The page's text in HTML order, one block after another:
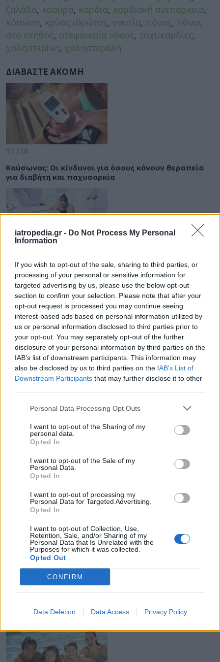
iatropedia.gr - Do Not Process My Personal
Information
If you wish to opt-out of the sale, sharing to third parties, or
processing of your personal or sensitive information for
targeted advertising by us, please use the below opt-out
section to confirm your selection. Please note that after your
opt-out request is processed you may continue seeing
interest-based ads based on personal information utilized by
us or personal information disclosed to third parties prior to
your opt-out. You may separately opt-out of the further
disclosure of your personal information by third parties on the
IAB’s list of downstream participants. This information may
also be disclosed by us to third parties on the IAB’s List of
Downstream Participants that may further disclose it to other
Personal Data Processing Opt Outs
I want to opt-out of the Sharing of my
personal data.
Opted In
I want to opt-out of the Sale of my
Personal Data.
Opted In
I want to opt-out of processing my
Personal Data for Targeted Advertising.
Opted In
I want to opt-out of Collection, Use,
Retention, Sale, and/or Sharing of my
Personal Data that Is Unrelated with the
Purposes for which it was collected.
Opted Out
CONFIRM
Data Deletion Data Access Privacy Policy
ζαλάδα, καούρα, καρδιά, καρδιακή ανεπάρκεια,
κόπωση, κρύος ιδρώτας, ναυτία, πόνος, πόνος
στο στήθος, στεφανιαία νόσος, ταχυκαρδίες,
χοληστερίνη, χοληστερόλη
ΔΙΑΒΑΣΤΕ ΑΚΟΜΗ
ΥΓΕΙΑ
Καύσωνας: Οι κίνδυνοι για όσους κάνουν θεραπεία
για διαβήτη και παχυσαρκία
Εξάνθημα μετά την πισίνα: Είναι αλλεργία ή
ερεθισμός από το χλώριο; Τι εξηγεί αλλεργιολόγος
ΥΓΕΙΑ
Πανδημίες: Πώς οι διεθνείς πτήσεις μπορούν να
απειλή
Καρδιοπαθείς και καύσωνας: Προσοχή στα φάρμακα –
Ακόμη 8 μέτρα για μεγαλύτερη προστασία
Τι δείχνουν τα στοιχεία για την ΕΕ